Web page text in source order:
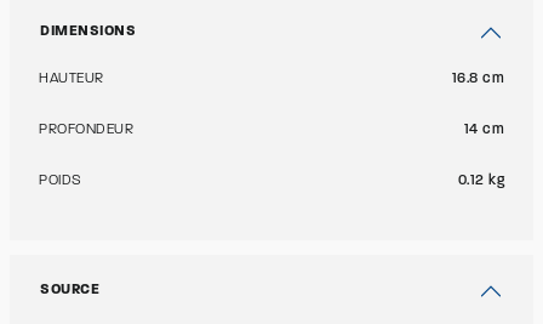
DIMENSIONS
HAUTEUR 16.8 cm
PROFONDEUR 14 cm
POIDS 0.12 kg
SOURCE